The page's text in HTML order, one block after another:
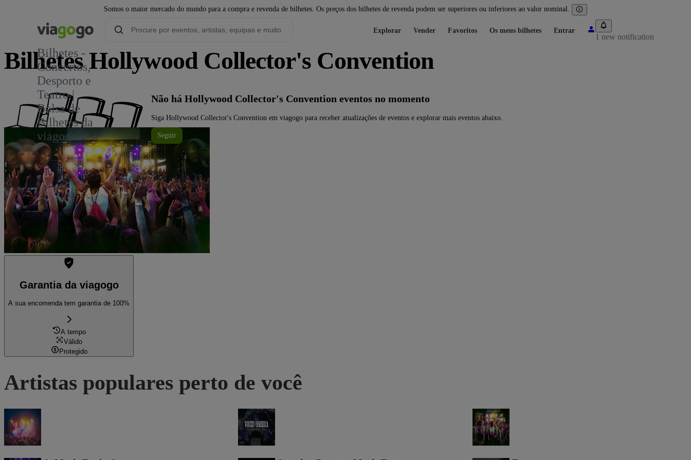
Somos o maior mercado do mundo para a compra e revenda de bilhetes. Os preços dos bilhetes de revenda podem ser superiores ou inferiores ao valor nominal.
Bilhetes -
Concertos,
Desporto e
Teatro |
Bolsa de
Bilhetes da
viagogo
Explorar Vender Favoritos Os meus bilhetes Entrar
1 new notification
Bilhetes Hollywood Collector's Convention
Não há Hollywood Collector's Convention eventos no momento
Siga Hollywood Collector's Convention em viagogo para receber atualizações de eventos e explorar mais eventos abaixo.
Seguir
Garantia da viagogo
A sua encomenda tem garantia de 100%
A tempo
Válido
Protegido
Artistas populares perto de você